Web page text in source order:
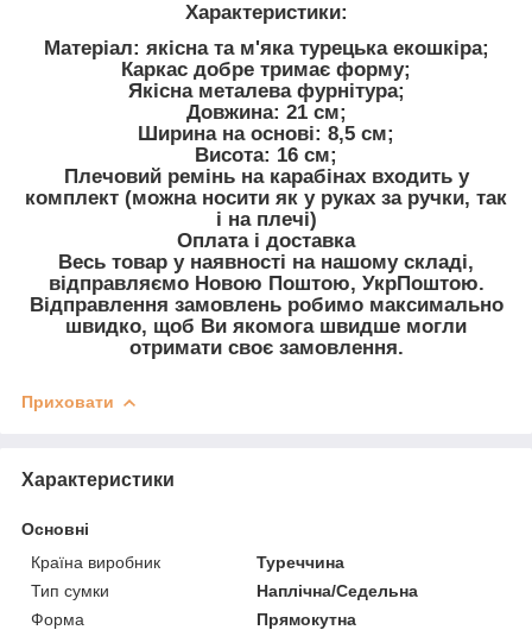
Характеристики:
Матеріал: якісна та м'яка турецька екошкіра;
Каркас добре тримає форму;
Якісна металева фурнітура;
Довжина: 21 см;
Ширина на основі: 8,5 см;
Висота: 16 см;
Плечовий ремінь на карабінах входить у
комплект (можна носити як у руках за ручки, так
і на плечі)
Оплата і доставка
Весь товар у наявності на нашому складі,
відправляємо Новою Поштою, УкрПоштою.
Відправлення замовлень робимо максимально
швидко, щоб Ви якомога швидше могли
отримати своє замовлення.
Приховати
Характеристики
Основні
Країна виробник
Туреччина
Тип сумки
Наплічна/Седельна
Форма
Прямокутна